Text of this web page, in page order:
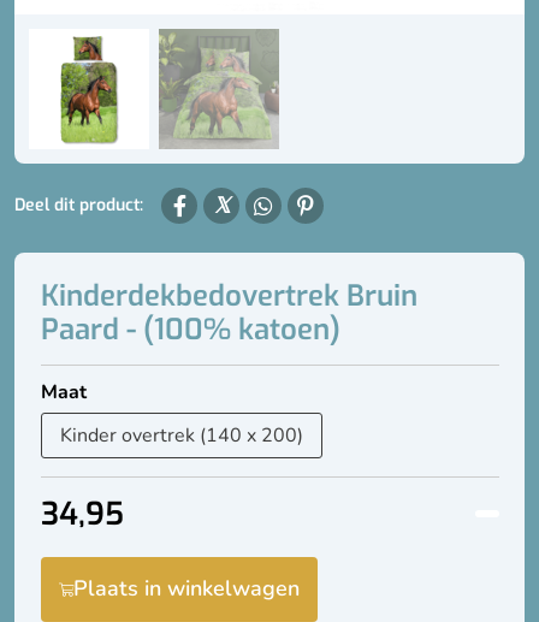
Deel dit product:
Kinderdekbedovertrek Bruin
Paard - (100% katoen)
Maat
34,95
Plaats in winkelwagen